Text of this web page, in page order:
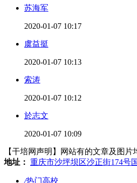
苏海军
2020-01-07 10:17
虞益挺
2020-01-07 10:13
索涛
2020-01-07 10:12
於志文
2020-01-07 10:09
【干培网声明】网站有的文章及图片
地址： 重庆市沙坪坝区沙正街174号
/热门高校